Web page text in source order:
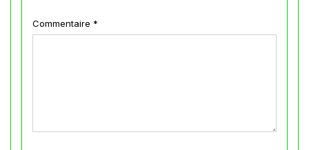
Commentaire *